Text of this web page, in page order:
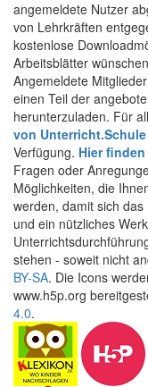
angemeldete Nutzer
von Lehrkräften
kostenlose
Arbeitsblätter
Angemeldete
einen Teil der
herunterzuladen. Für
von Unterricht.Schule
Verfügung. Hier
Fragen oder
Möglichkeiten, die
werden, damit sich
und ein nützliches
stehen - soweit nicht
BY-SA. Die Icons
www.h5p.org
4.0.